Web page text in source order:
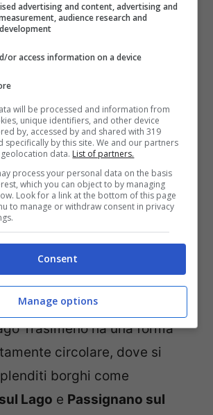
Trasimeno (Di Adbar, CC BY-SA 3.0,
dove natura, cultura, sport e
si incontrano è il
dalla bella città di
Trasimeno ha una forma
circolare, dove si
borghi come
Lago e Passignano sul
advertising and content, advertising and
audience research and
or access information on a device
will be processed and information from
unique identifiers, and other device
by, accessed by and shared with 319
specifically by this site. We and our partners
data. List of partners.
process your personal data on the basis
which you can object to by managing
Look for a link at the bottom of this page
to manage or withdraw consent in privacy
Consent
Manage options